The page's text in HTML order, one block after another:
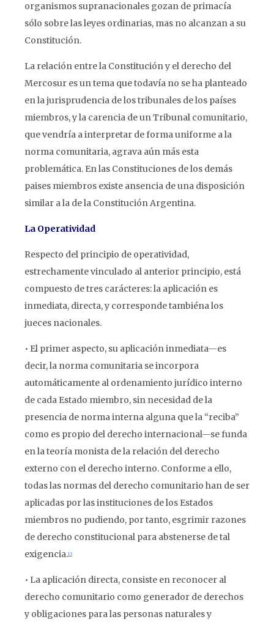
organismos supranacionales gozan de primacía
sólo sobre las leyes ordinarias, mas no alcanzan a su
Constitución.
La relación entre la Constitución y el derecho del
Mercosur es un tema que todavía no se ha planteado
en la jurisprudencia de los tribunales de los países
miembros, y la carencia de un Tribunal comunitario,
que vendría a interpretar de forma uniforme a la
norma comunitaria, agrava aún más esta
problemática. En las Constituciones de los demás
paises miembros existe ansencia de una disposición
similar a la de la Constitución Argentina.
La Operatividad
Respecto del principio de operatividad,
estrechamente vinculado al anterior principio, está
compuesto de tres carácteres: la aplicación es
inmediata, directa, y corresponde tambiéna los
jueces nacionales.
• El primer aspecto, su aplicación inmediata—es
decir, la norma comunitaria se incorpora
automáticamente al ordenamiento jurídico interno
de cada Estado miembro, sin necesidad de la
presencia de norma interna alguna que la “reciba”
como es propio del derecho internacional—se funda
en la teoría monista de la relación del derecho
externo con el derecho interno. Conforme a ello,
todas las normas del derecho comunitario han de ser
aplicadas por las instituciones de los Estados
miembros no pudiendo, por tanto, esgrimir razones
de derecho constitucional para abstenerse de tal
exigencia.13
• La aplicación directa, consiste en reconocer al
derecho comunitario como generador de derechos
y obligaciones para las personas naturales y